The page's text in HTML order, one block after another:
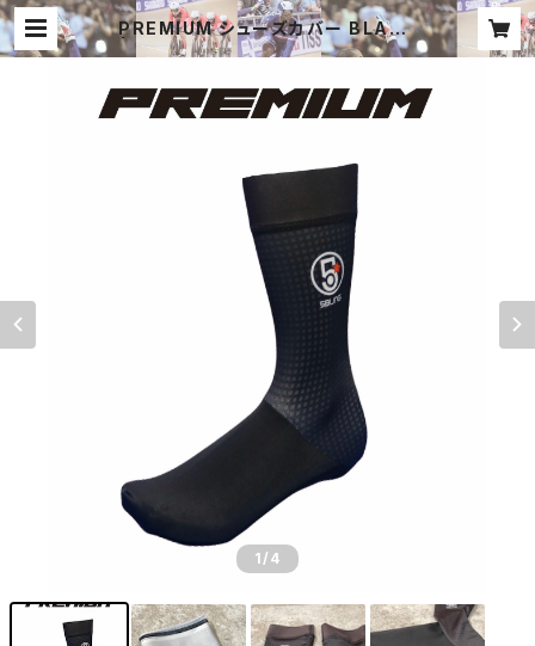
PREMIUM シューズカバー BLACK
| 5bling japan ファイブブリングジ
1/4